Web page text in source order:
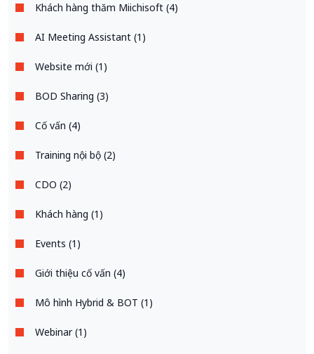
Khách hàng thăm Miichisoft (4)
AI Meeting Assistant (1)
Website mới (1)
BOD Sharing (3)
Cố vấn (4)
Training nội bộ (2)
CDO (2)
Khách hàng (1)
Events (1)
Giới thiệu cố vấn (4)
Mô hình Hybrid & BOT (1)
Webinar (1)